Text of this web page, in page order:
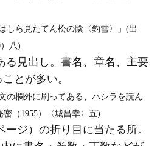
しら見たてん松の陰〈釣雪〉」(出
八)
る見出し。書名、章名、主要
とが多い。
の欄外に刷ってある、ハシラを読ん
（1955）〈城昌幸〉五)
ジ）の折り目に当たる所。